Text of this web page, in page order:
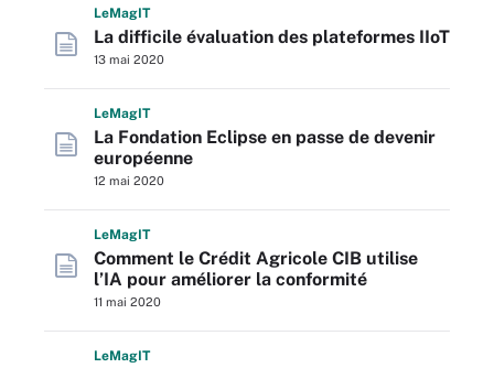
LeMagIT
La difficile évaluation des plateformes IIoT
13 mai 2020
LeMagIT
La Fondation Eclipse en passe de devenir
européenne
12 mai 2020
LeMagIT
Comment le Crédit Agricole CIB utilise
l’IA pour améliorer la conformité
11 mai 2020
LeMagIT